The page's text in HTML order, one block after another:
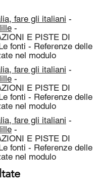
fare gli italiani -
-
E PISTE DI
fonti - Referenze delle
nel modulo
fare gli italiani -
-
E PISTE DI
fonti - Referenze delle
nel modulo
fare gli italiani -
-
E PISTE DI
fonti - Referenze delle
nel modulo